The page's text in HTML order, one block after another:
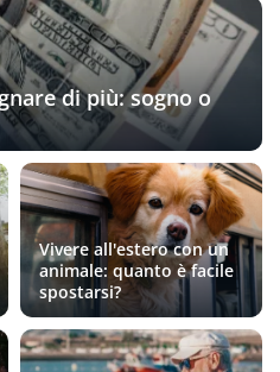
di più: sogno o
Vivere all'estero con un
animale: quanto è facile
spostarsi?